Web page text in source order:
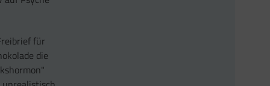
für
die